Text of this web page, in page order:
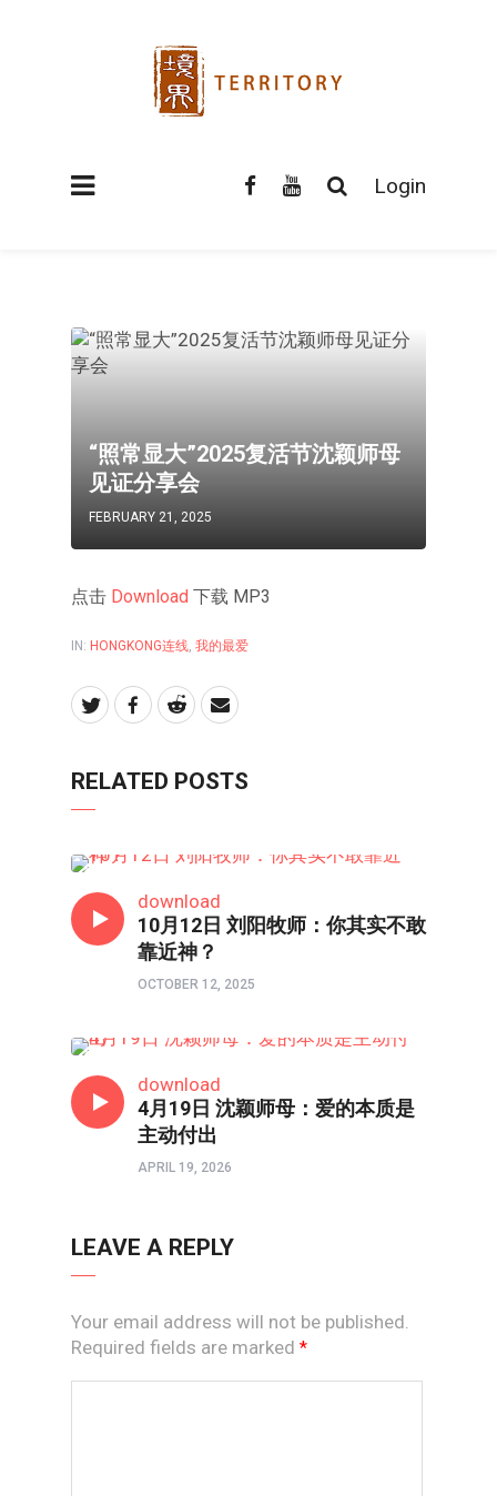
Login
“照常显大”2025复活节沈颖师母
见证分享会
FEBRUARY 21, 2025
点击 Download 下载 MP3
IN: HONGKONG连线, 我的最爱
RELATED POSTS
download
10月12日 刘阳牧师：你其实不敢
靠近神？
OCTOBER 12, 2025
download
4月19日 沈颖师母：爱的本质是
主动付出
APRIL 19, 2026
LEAVE A REPLY
Your email address will not be published.
Required fields are marked *